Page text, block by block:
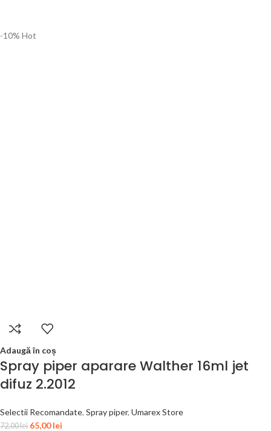
-10% Hot
Adaugă în coș
Spray piper aparare Walther 16ml jet
difuz 2.2012
Selectii Recomandate, Spray piper, Umarex Store
72,00lei 65,00lei